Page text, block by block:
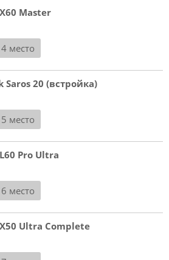
Master
4 место
Saros 20 (встройка)
5 место
Pro Ultra
6 место
Ultra Complete